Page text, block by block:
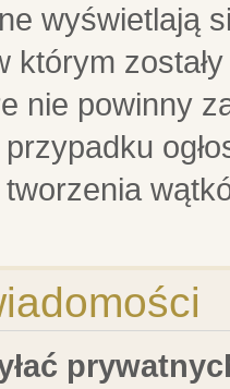
wyświetlają
którym
nie powinny